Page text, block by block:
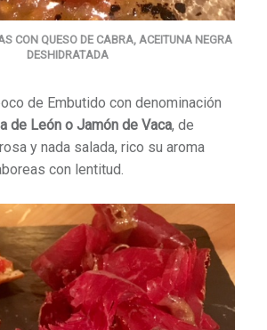
CON QUESO DE CABRA, ACEITUNA NEGRA
DESHIDRATADA
de Embutido con denominación
de León o Jamón de Vaca, de
y nada salada, rico su aroma
con lentitud.